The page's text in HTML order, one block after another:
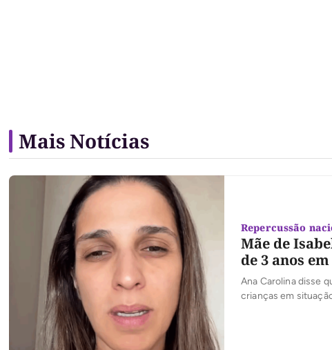
Mais Notícias
Repercussão
Mãe de
de 3 anos
Ana Carolina disse
crianças em